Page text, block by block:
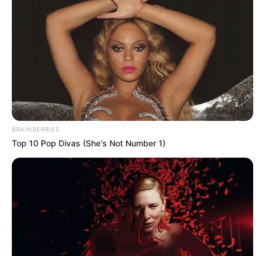
BRAINBERRIES
Top 10 Pop Divas (She's Not Number 1)